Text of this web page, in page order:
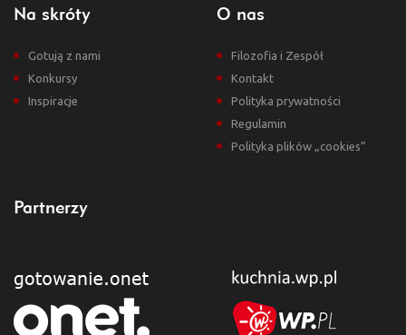
Na skróty
Gotują z nami
Konkursy
Inspiracje
O nas
Filozofia i Zespół
Kontakt
Polityka prywatności
Regulamin
Polityka plików „cookies”
Partnerzy